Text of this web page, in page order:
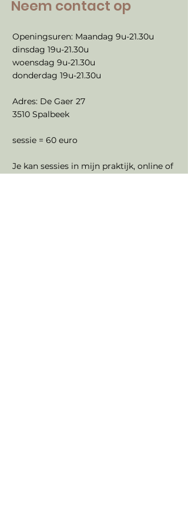
Neem contact op
Openingsuren: Maandag 9u-21.30u
dinsdag 19u-21.30u
woensdag 9u-21.30u
donderdag 19u-21.30u
Adres: De Gaer 27
3510 Spalbeek
sessie = 60 euro
Je kan sessies in mijn praktijk, online of